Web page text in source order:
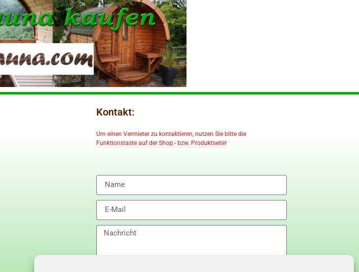
Kontakt:
Um einen Vermieter zu kontaktieren, nutzen Sie bitte die
Funktionstaste auf der Shop.- bzw. Produktseite!